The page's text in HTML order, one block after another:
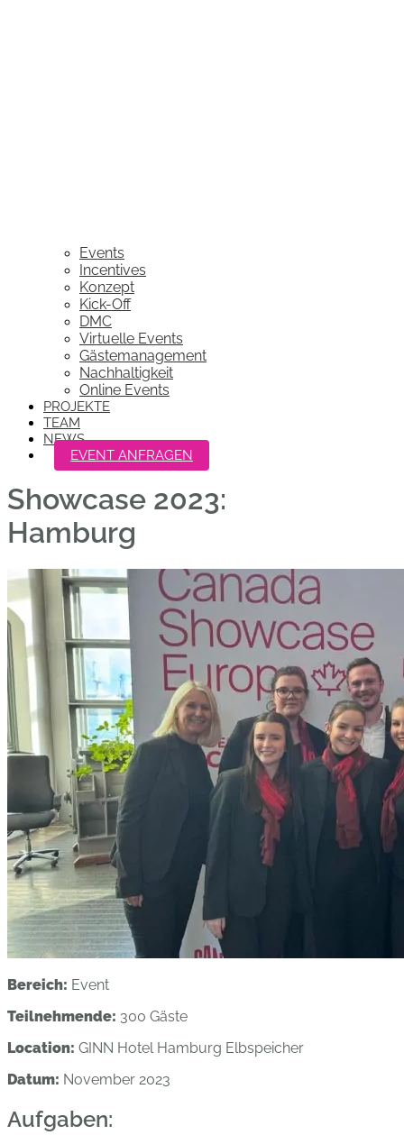
Events
Incentives
Konzept
Kick-Off
DMC
Virtuelle Events
Gästemanagement
Nachhaltigkeit
Online Events
PROJEKTE
TEAM
NEWS
EVENT ANFRAGEN
Showcase 2023:
Hamburg
Bereich: Event
Teilnehmende: 300 Gäste
Location: GINN Hotel Hamburg Elbspeicher
Datum: November 2023
Aufgaben: